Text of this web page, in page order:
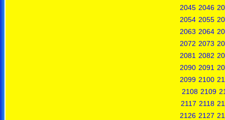
2045 2046
2054 2055
2063 2064
2072 2073
2081 2082
2090 2091
2099 2100
2108 2109
2117 2118
2126 2127